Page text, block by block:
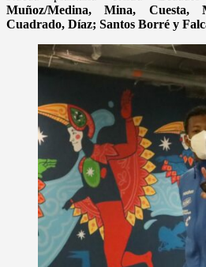
Muñoz/Medina, Mina, Cuesta,
Cuadrado, Díaz; Santos Borré y